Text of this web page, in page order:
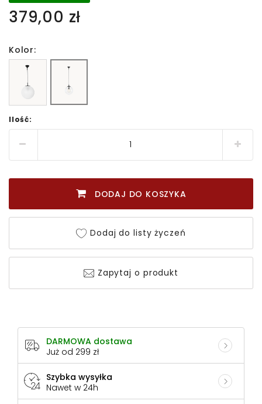
379,00 zł
Kolor:
Ilość:
DODAJ DO KOSZYKA
Dodaj do listy życzeń
Zapytaj o produkt
DARMOWA dostawa
Już od 299 zł
Szybka wysyłka
Nawet w 24h